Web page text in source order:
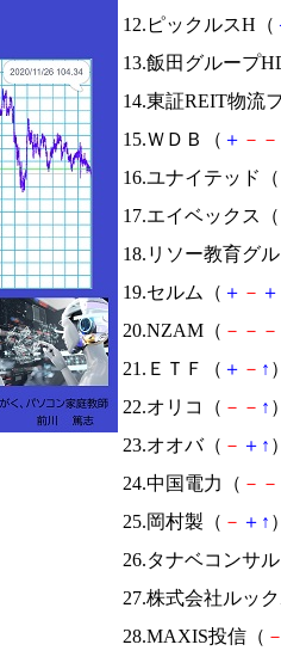
12.ピックルスH（
13.飯田グループ
14.東証REIT物流
15.ＷＤＢ（ ＋ － －
16.ユナイテッド（
17.エイベックス（
18.リソー教育グ
19.セルム（ ＋ － ＋
20.NZAM（ － － －
21.ＥＴＦ（ ＋ － ↑
22.オリコ（ － － ↑
23.オオバ（ － ＋ ↑
24.中国電力（ － －
25.岡村製（ － ＋ ↑
26.タナベコンサ
27.株式会社ルッ
28.MAXIS投信（